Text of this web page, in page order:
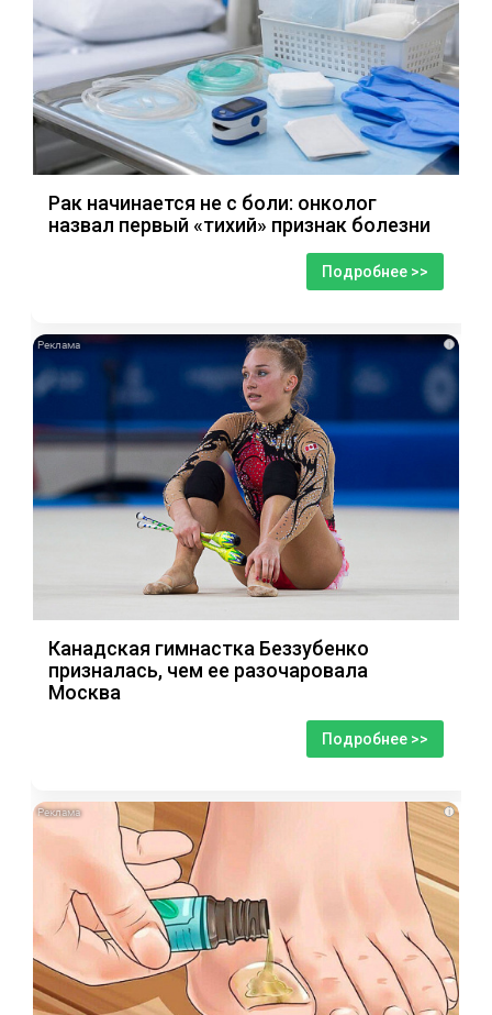
Рак начинается не с боли: онколог
назвал первый «тихий» признак болезни
Подробнее >>
i
Канадская гимнастка Беззубенко
призналась, чем ее разочаровала
Москва
Подробнее >>
i